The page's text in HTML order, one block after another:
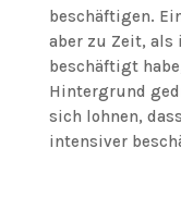
beschäftigen.
aber zu Zeit, als
beschäftigt
Hintergrund
sich lohnen,
intensiver